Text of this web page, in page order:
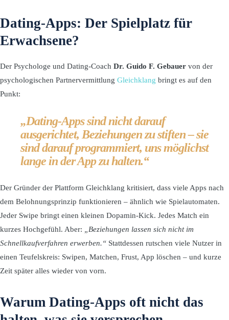
Dating-Apps: Der Spielplatz für
Erwachsene?
Der Psychologe und Dating-Coach Dr. Guido F. Gebauer von der
psychologischen Partnervermittlung Gleichklang bringt es auf den
Punkt:
„Dating-Apps sind nicht darauf
ausgerichtet, Beziehungen zu stiften – sie
sind darauf programmiert, uns möglichst
lange in der App zu halten.“
Der Gründer der Plattform Gleichklang kritisiert, dass viele Apps nach
dem Belohnungsprinzip funktionieren – ähnlich wie Spielautomaten.
Jeder Swipe bringt einen kleinen Dopamin-Kick. Jedes Match ein
kurzes Hochgefühl. Aber: „Beziehungen lassen sich nicht im
Schnellkaufverfahren erwerben.“ Stattdessen rutschen viele Nutzer in
einen Teufelskreis: Swipen, Matchen, Frust, App löschen – und kurze
Zeit später alles wieder von vorn.
Warum Dating-Apps oft nicht das